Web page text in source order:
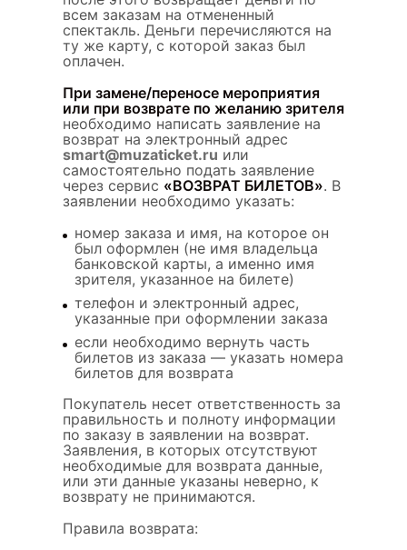
всем заказам на отмененный
спектакль. Деньги перечисляются на
ту же карту, с которой заказ был
оплачен.
При замене/переносе мероприятия
или при возврате по желанию зрителя
необходимо написать заявление на
возврат на электронный адрес
smart@muzaticket.ru или
самостоятельно подать заявление
через сервис «ВОЗВРАТ БИЛЕТОВ». В
заявлении необходимо указать:
номер заказа и имя, на которое он
был оформлен (не имя владельца
банковской карты, а именно имя
зрителя, указанное на билете)
телефон и электронный адрес,
указанные при оформлении заказа
если необходимо вернуть часть
билетов из заказа — указать номера
билетов для возврата
Покупатель несет ответственность за
правильность и полноту информации
по заказу в заявлении на возврат.
Заявления, в которых отсутствуют
необходимые для возврата данные,
или эти данные указаны неверно, к
возврату не принимаются.
Правила возврата: